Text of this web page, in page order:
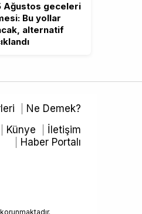
Ağustos geceleri
Bu yollar
alternatif
Ne Demek?
Künye
İletişim
Haber Portalı